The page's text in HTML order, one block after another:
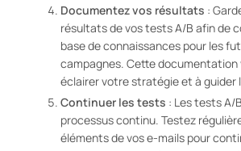
Documentez vos résultats :
résultats de vos tests A/B afin de
base de connaissances pour les
campagnes. Cette documentation
éclairer votre stratégie et à guider
Continuer les tests : Les tests A/
processus continu. Testez
éléments de vos e-mails pour